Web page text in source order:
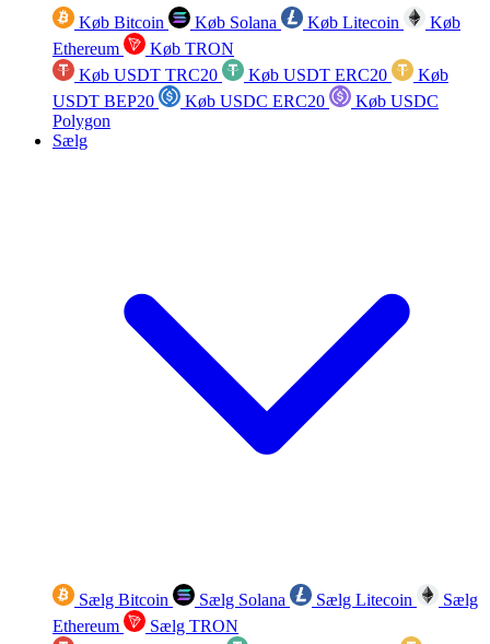
Køb Bitcoin Køb Solana Køb Litecoin
Køb
Ethereum
Køb TRON
Køb USDT TRC20
Køb USDT ERC20
Køb
USDT BEP20
Køb USDC ERC20
Køb USDC
Polygon
Sælg
Sælg Bitcoin Sælg Solana Sælg Litecoin
Sælg
Ethereum
Sælg TRON